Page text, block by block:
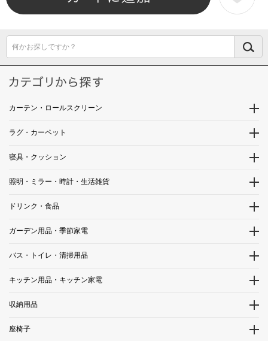
何かお探しですか？
カーテン・ロールスクリーン
ラグ・カーペット
寝具・クッション
照明・ミラー・時計・生活雑貨
ドリンク・食品
ガーデン用品・季節家電
バス・トイレ・清掃用品
キッチン用品・キッチン家電
収納用品
座椅子